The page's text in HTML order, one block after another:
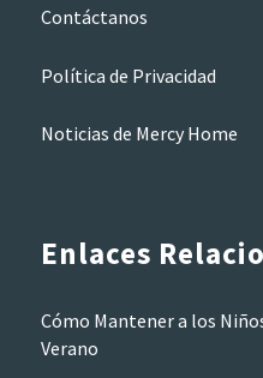
Contáctanos
Política de Privacidad
Noticias de Mercy Home
Enlaces
Cómo Mantener a los
Verano